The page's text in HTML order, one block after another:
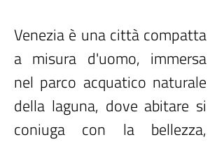
Venezia è una città compatta
a misura d'uomo, immersa
nel parco acquatico naturale
della laguna, dove abitare si
coniuga con la bellezza,